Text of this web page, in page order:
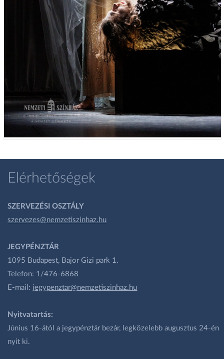
Elérhetőségek
SZERVEZÉSI OSZTÁLY
szervezes@nemzetiszinhaz.hu
JEGYPÉNZTÁR
1095 Budapest, Bajor Gizi park 1.
Telefon: 1/476-6868
E-mail: jegypenztar@nemzetiszinhaz.hu
Nyitvatartás:
Június 16-ától a jegypénztár bezár, legközelebb augusztus 24-én
nyit ki.